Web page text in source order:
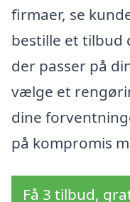
firmaer, se
bestille et tilbud
der passer på
vælge et
dine
på kompromis
Få 3 tilbud,